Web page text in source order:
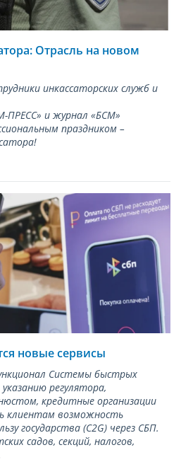
Отрасль на новом
инкассаторских служб и
ПРЕСС» и журнал «БСМ»
праздником –
новые сервисы
Системы быстрых
регулятора,
кредитные организации
клиентам возможность
государства (С2G) через СБП.
садов, секций, налогов,